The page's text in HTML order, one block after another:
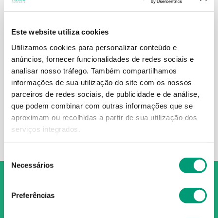
Este website utiliza cookies
Utilizamos cookies para personalizar conteúdo e
anúncios, fornecer funcionalidades de redes sociais e
analisar nosso tráfego. Também compartilhamos
informações de sua utilização do site com os nossos
parceiros de redes sociais, de publicidade e de análise,
que podem combinar com outras informações que se
aproximam ou recolhidas a partir de sua utilização dos
serviços integrados.
Necessários
Preferências
CERBON6
Cerbon6 Vita Comp Revest
60
19,30 €
ADICIONAR